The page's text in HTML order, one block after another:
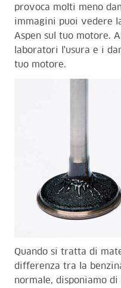
provoca molti meno
immagini puoi vedere
Aspen sul tuo motore.
laboratori l'usura e i
tuo motore.
Quando si tratta di
differenza tra la
normale, disponiamo